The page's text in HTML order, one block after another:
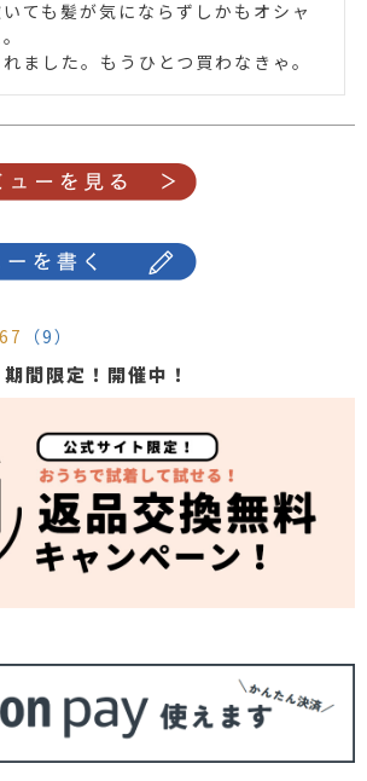
ても髪が気にならずしかもオシャ
ました。もうひとつ買わなきゃ。
（9）
期間限定！開催中！